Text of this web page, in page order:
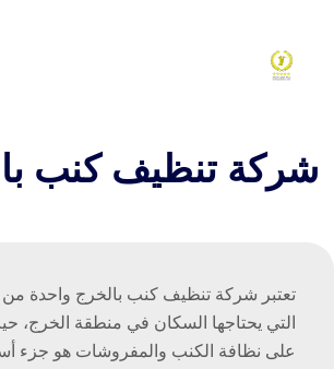
المحتوى
شركة تنظيف كنب
تعتبر شركة تنظيف كنب بالخرج واحدة من
التي يحتاجها السكان في منطقة الخرج،
على نظافة الكنب والمفروشات هو جزء